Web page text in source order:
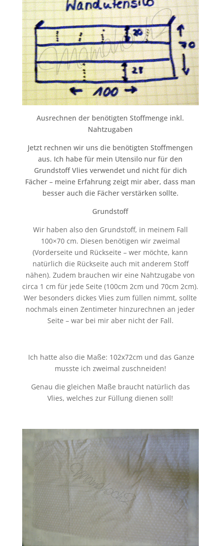
Ausrechnen der benötigten Stoffmenge inkl.
Nahtzugaben
Jetzt rechnen wir uns die benötigten Stoffmengen
aus. Ich habe für mein Utensilo nur für den
Grundstoff Vlies verwendet und nicht für dich
Fächer – meine Erfahrung zeigt mir aber, dass man
besser auch die Fächer verstärken sollte.
Grundstoff
Wir haben also den Grundstoff, in meinem Fall
100×70 cm. Diesen benötigen wir zweimal
(Vorderseite und Rückseite – wer möchte, kann
natürlich die Rückseite auch mit anderem Stoff
nähen). Zudem brauchen wir eine Nahtzugabe von
circa 1 cm für jede Seite (100cm 2cm und 70cm 2cm).
Wer besonders dickes Vlies zum füllen nimmt, sollte
nochmals einen Zentimeter hinzurechnen an jeder
Seite – war bei mir aber nicht der Fall.
Ich hatte also die Maße: 102x72cm und das Ganze
musste ich zweimal zuschneiden!
Genau die gleichen Maße braucht natürlich das
Vlies, welches zur Füllung dienen soll!